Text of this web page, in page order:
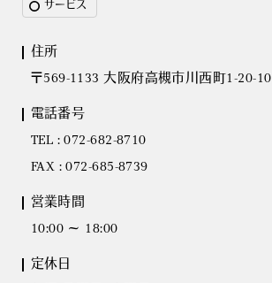
サービス
住所
〒569-1133 大阪府高槻市川西町1-20-10
電話番号
TEL : 072-682-8710
FAX : 072-685-8739
営業時間
10:00 ～ 18:00
定休日